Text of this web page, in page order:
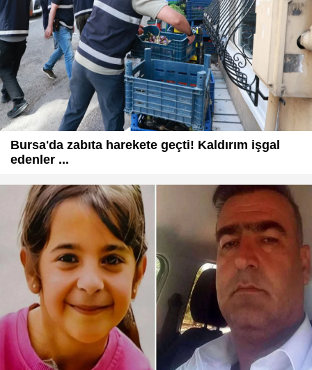
Bursa'da zabıta harekete geçti! Kaldırım işgal
edenler ...